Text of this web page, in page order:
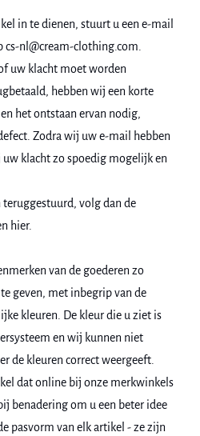
in te dienen, stuurt u een e-mail
cs-nl@cream-clothing.com.
uw klacht moet worden
hebben wij een korte
het ontstaan ervan nodig,
Zodra wij uw e-mail hebben
klacht zo spoedig mogelijk en
volg dan de
hier.
van de goederen zo
geven, met inbegrip van de
kleuren. De kleur die u ziet is
en wij kunnen niet
de kleuren correct weergeeft.
dat online bij onze merkwinkels
benadering om u een beter idee
pasvorm van elk artikel - ze zijn